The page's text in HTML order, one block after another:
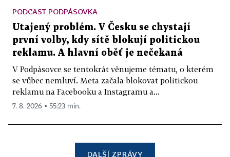
PODCAST PODPÁSOVKA
Utajený problém. V Česku se chystají
první volby, kdy sítě blokují politickou
reklamu. A hlavní oběť je nečekaná
V Podpásovce se tentokrát věnujeme tématu, o kterém
se vůbec nemluví. Meta začala blokovat politickou
reklamu na Facebooku a Instagramu a...
7. 8. 2026 ▪ 55:23 min.
DALŠÍ ZPRÁVY